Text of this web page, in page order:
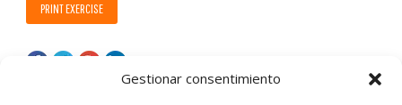
Gestionar consentimiento
PRINT EXERCISE